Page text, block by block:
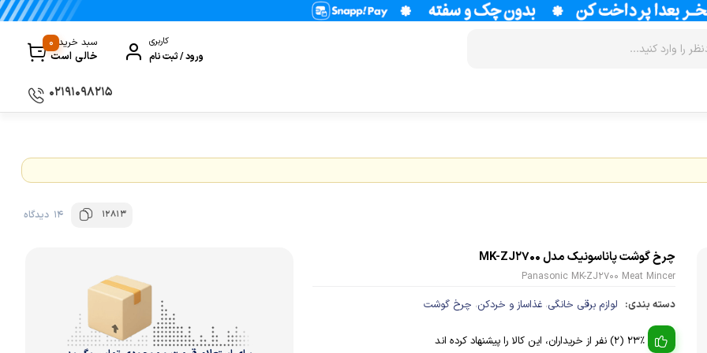
کاربری
ورود / ثبت نام
سبد خرید
خالی است
0
اجاق گاز
زودپز
وافل ساز
کلمن و فلاسک
۰۲۱۹۱۰۹۸۲۱۵
12813 14 دیدگاه
چرخ گوشت پاناسونیک مدل MK-ZJ2700
Panasonic MK-ZJ2700 Meat Mincer
دسته بندی: لوازم برقی خانگی،غذاساز و خردکن، چرخ گوشت
23% (2) نفر از خریداران، این کالا را پیشنهاد کرده اند